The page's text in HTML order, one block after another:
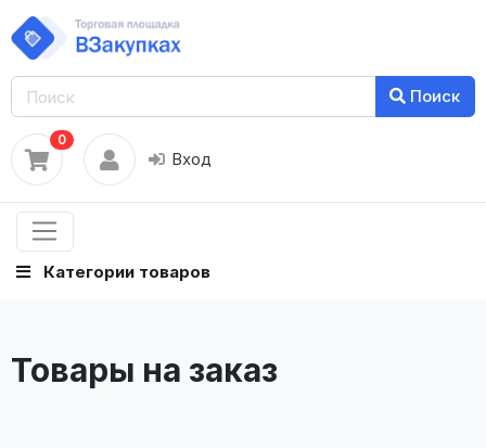
Поиск
0
Вход
Категории товаров
Товары на заказ